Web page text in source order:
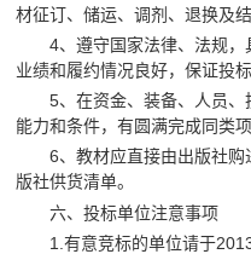
材征订、储运、调剂、退换及
4、遵守国家法律、法规
业绩和履约情况良好，保证投
5、在资金、装备、人员
能力和条件，有圆满完成同类
6、教材应直接由出版社
版社供货清单。
六、投标单位注意事项
1.有意竞标的单位请于